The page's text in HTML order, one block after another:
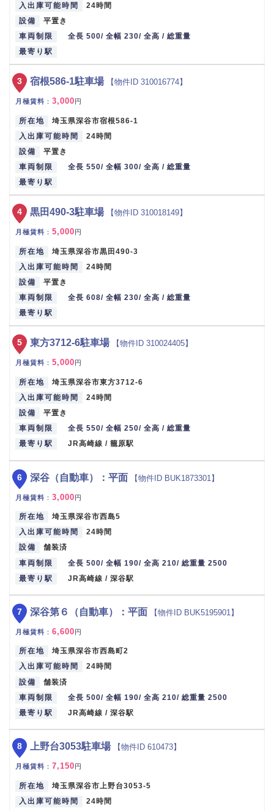
入出庫可能時間
24時間
設備
平置き
車両制限
全長 500/ 全幅 230/ 全高 / 総重量
最寄り駅
宿根586-1駐車場 【物件ID 310016774】
月極賃料 ： 3,000 円
所在地
埼玉県深谷市宿根586-1
入出庫可能時間
24時間
設備
平置き
車両制限
全長 550/ 全幅 300/ 全高 / 総重量
最寄り駅
3
黒田490-3駐車場 【物件ID 310018149】
月極賃料 ： 5,000 円
所在地
埼玉県深谷市黒田490-3
入出庫可能時間
24時間
設備
平置き
車両制限
全長 608/ 全幅 230/ 全高 / 総重量
最寄り駅
4
東方3712-6駐車場 【物件ID 310024405】
月極賃料 ： 5,000 円
所在地
埼玉県深谷市東方3712-6
入出庫可能時間
24時間
設備
平置き
車両制限
全長 550/ 全幅 250/ 全高 / 総重量
最寄り駅
JR高崎線 / 籠原駅
5
深谷（自動車）：平面 【物件ID BUK1873301】
月極賃料 ： 3,000円
所在地
埼玉県深谷市西島5
入出庫可能時間
24時間
設備
舗装済
車両制限
全長 500/ 全幅 190/ 全高 210/ 総重量 2500
最寄り駅
JR高崎線 / 深谷駅
6
深谷第６（自動車）：平面 【物件ID BUK5195901】
月極賃料 ： 6,600円
所在地
埼玉県深谷市西島町2
入出庫可能時間
24時間
設備
舗装済
車両制限
全長 500/ 全幅 190/ 全高 210/ 総重量 2500
最寄り駅
JR高崎線 / 深谷駅
7
上野台3053駐車場 【物件ID 610473】
月極賃料 ： 7,150円
所在地
埼玉県深谷市上野台3053-5
入出庫可能時間
24時間
8